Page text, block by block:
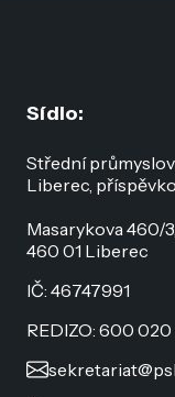
Sídlo:
Střední
Liberec,
Masarykova 460/
460 01 Liberec
IČ: 46747991
REDIZO: 600 020